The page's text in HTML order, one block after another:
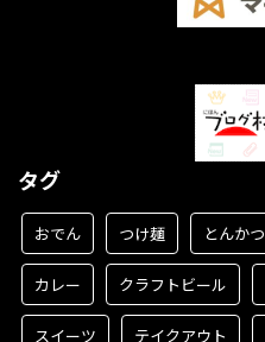
タグ
おでん つけ麺 とんかつ
カレー クラフトビール
スイーツ テイクアウト